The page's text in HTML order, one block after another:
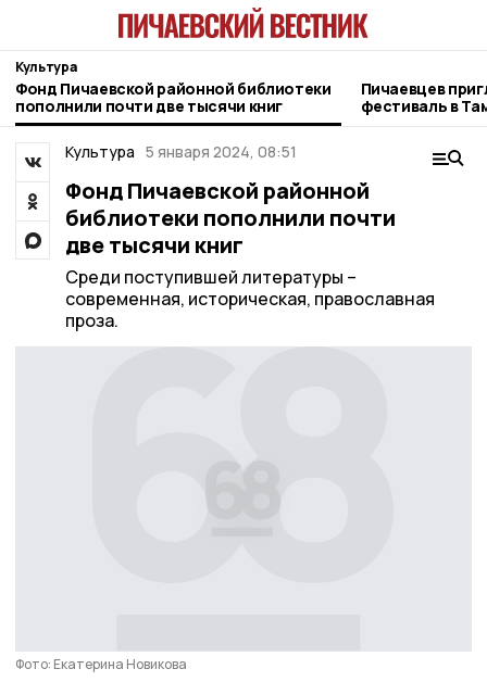
Культура
Фонд Пичаевской районной библиотеки
пополнили почти две тысячи книг
Пичаевцев
фестиваль в
Культура 5 января 2024, 08:51
Фонд Пичаевской районной
библиотеки пополнили почти
две тысячи книг
Среди поступившей литературы –
современная, историческая, православная
проза.
Фото: Екатерина Новикова